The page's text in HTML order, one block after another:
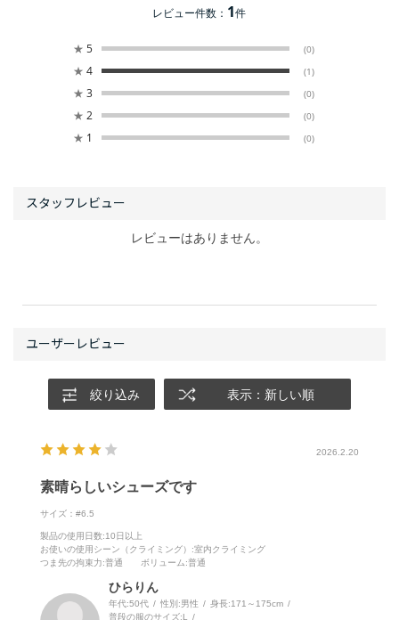
レビュー件数： 1件
★ 5 (0)
★ 4 (1)
★ 3 (0)
★ 2 (0)
★ 1 (0)
絞り込み 表示：新しい順
2026.2.20
素晴らしいシューズです
サイズ：#6.5
製品の使用日数:10日以上
お使いの使用シーン（クライミング） :室内クライミング
つま先の拘束力:普通 ボリューム:普通
ひらりん
年代:50代 性別:男性 身長:171～175cm
普段の服のサイズ:L
レビューはありません。